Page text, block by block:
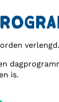
verlengd.
is.